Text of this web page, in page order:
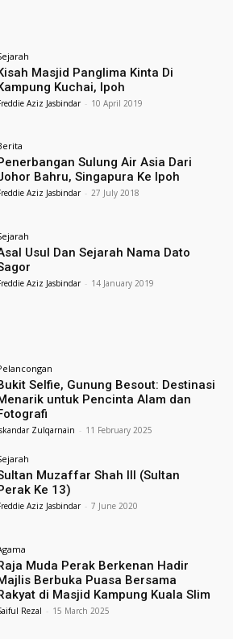
Masjid Panglima Kinta Di
Kuchai, Ipoh
Aziz Jasbindar - 10 April 2019
Sulung Air Asia Dari
Bahru, Singapura Ke Ipoh
Aziz Jasbindar - 27 July 2018
Usul Dan Sejarah Nama Dato
Aziz Jasbindar - 14 January 2019
Selfie, Gunung Besout: Destinasi
untuk Pencinta Alam dan
Zulqarnain - 11 February 2025
Muzaffar Shah III (Sultan
Ke 13)
Aziz Jasbindar - 7 June 2020
Muda Perak Berkenan Hadir
Berbuka Puasa Bersama
di Masjid Kampung Kuala Slim
Rezal - 15 March 2025